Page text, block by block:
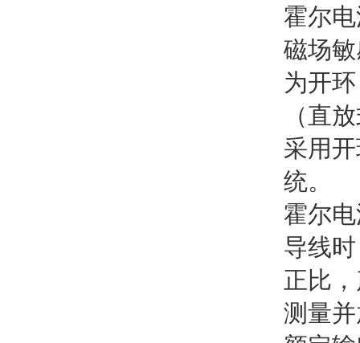
霍尔
磁场
为开
（直
采用
统。
霍尔
导线
正比
测量